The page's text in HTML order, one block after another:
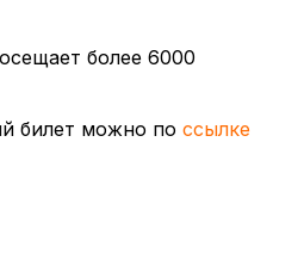
более 6000
билет можно по ссылке